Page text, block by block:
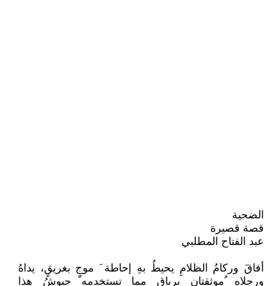
الضحية
قصة قصيرة
عبد الفتاح المطلبي
أفاقَ وركامُ الظلامِ يحيطُ بهِ إحاطة َ موجٍِ بغريقٍ، يداهُ
ورجلاه ُموثقتان برباقٍ مما تستخدمه جيوشُ هذا